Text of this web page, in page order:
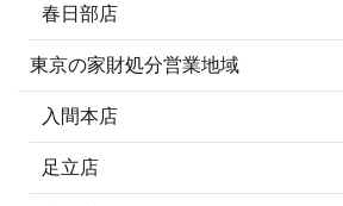
春日部店
東京の家財処分営業地域
入間本店
足立店